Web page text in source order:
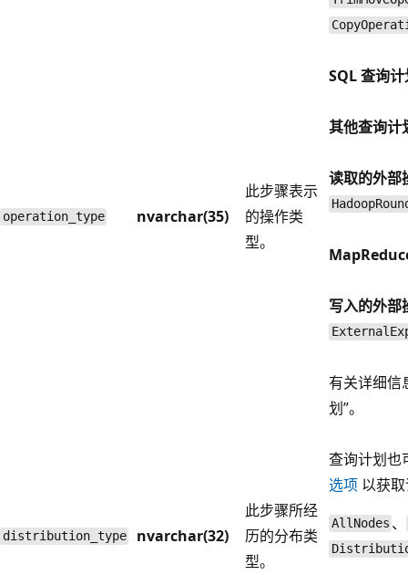
operation_type nvarchar(35)
此步骤表示
的操作类
型。
SQL 查询
其他查询计
读取的外部
写入的外部
有关详细信
划”。
查询计划也
选项 以获
distribution_type nvarchar(32)
此步骤所经
历的分布类
型。
AllNodes 、